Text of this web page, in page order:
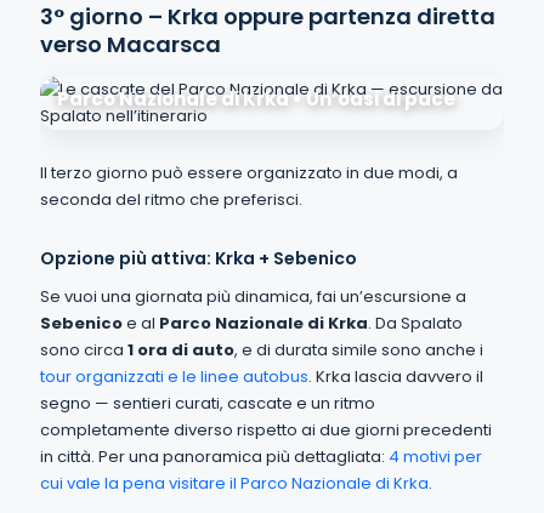
3° giorno – Krka oppure partenza diretta
verso Macarsca
Parco Nazionale di Krka • Un’oasi di pace
Il terzo giorno può essere organizzato in due modi, a
seconda del ritmo che preferisci.
Opzione più attiva: Krka + Sebenico
Se vuoi una giornata più dinamica, fai un’escursione a
Sebenicoe al Parco Nazionale di Krka. Da Spalato
sono circa 1 ora di auto, e di durata simile sono anche i
tour organizzati e le linee autobus. Krka lascia davvero il
segno — sentieri curati, cascate e un ritmo
completamente diverso rispetto ai due giorni precedenti
in città. Per una panoramica più dettagliata: 4 motivi per
cui vale la pena visitare il Parco Nazionale di Krka.